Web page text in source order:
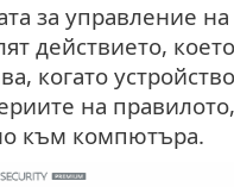
за управление на
действието,
когато
на
към компютъра.